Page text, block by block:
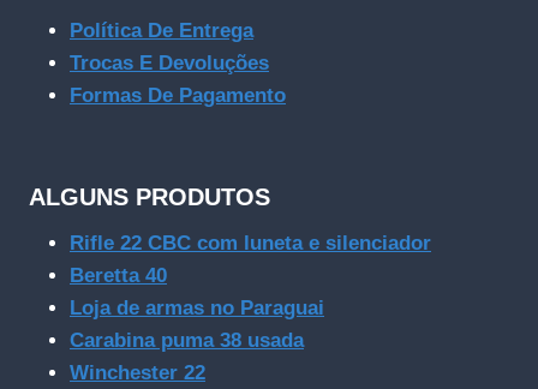
Política De Entrega
Trocas E Devoluções
Formas De Pagamento
ALGUNS PRODUTOS
Rifle 22 CBC com luneta e silenciador
Beretta 40
Loja de armas no Paraguai
Carabina puma 38 usada
Winchester 22